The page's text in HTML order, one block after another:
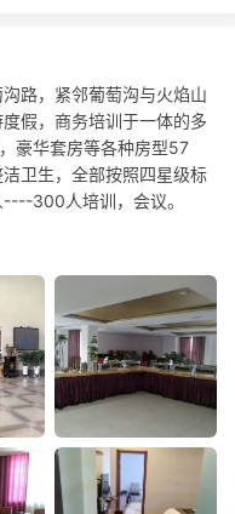
路，紧邻葡萄沟与火焰山
假，商务培训于一体的多
豪华套房等各种房型57
卫生，全部按照四星级标
300人培训，会议。